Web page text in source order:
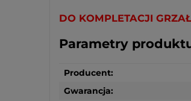
DO KOMPLETACJI
Parametry
Producent:
Gwarancja: